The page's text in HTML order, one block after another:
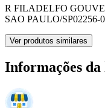
R FILADELFO
SAO PAULO/SP02256-
Ver produtos similares
Informações